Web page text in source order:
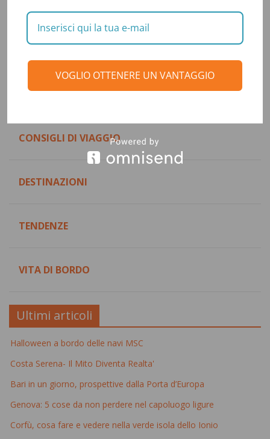
CONSIGLI DI VIAGGIO
DESTINAZIONI
TENDENZE
VITA DI BORDO
Ultimi articoli
Halloween a bordo delle navi MSC
Costa Serena- Il Mito Diventa Realta'
Bari in un giorno, prospettive dalla Porta d’Europa
Genova: 5 cose da non perdere nel capoluogo ligure
Corfù, cosa fare e vedere nella verde isola dello Ionio
VOGLIO OTTENERE UN VANTAGGIO